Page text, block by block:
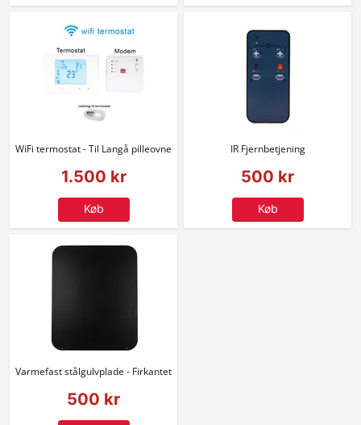
WiFi termostat - Til Langå pilleovne
1.500 kr
Køb
IR Fjernbetjening
500 kr
Køb
Varmefast stålgulvplade - Firkantet
500 kr